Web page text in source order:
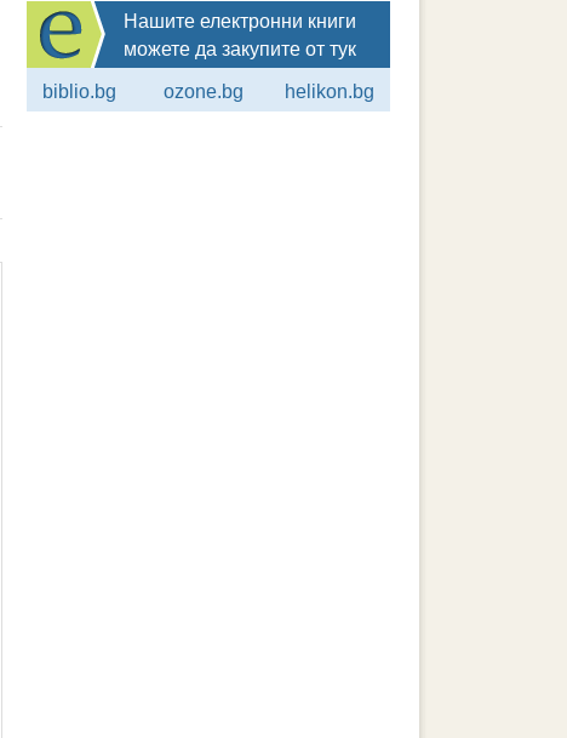
Нашите електронни книги
можете да закупите от тук
biblio.bg ozone.bg helikon.bg